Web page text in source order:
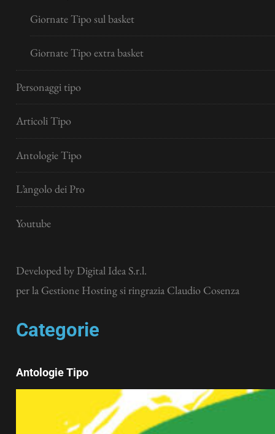
Giornate Tipo sul basket
Giornate Tipo extra basket
Personaggi tipo
Articoli Tipo
Antologie Tipo
L’angolo dei Pro
Youtube
Developed by Digital Idea S.r.l.
per la Gestione Hosting si ringrazia Claudio Cosenza
Categorie
Antologie Tipo